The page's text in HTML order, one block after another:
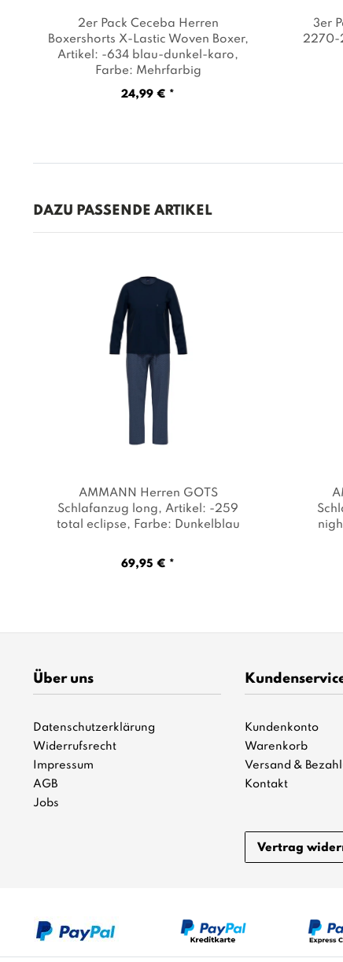
2er Pack Ceceba Herren
Boxershorts X-Lastic Woven Boxer,
Artikel: -634 blau-dunkel-karo,
Farbe: Mehrfarbig
24,99 € *
3er
2270-
DAZU PASSENDE ARTIKEL
AMMANN Herren GOTS
Schlafanzug long, Artikel: -259
total eclipse, Farbe: Dunkelblau
69,95 € *
Über uns
Datenschutzerklärung
Widerrufsrecht
Impressum
AGB
Jobs
Kundenkonto
Warenkorb
Versand &
Kontakt
Vertrag